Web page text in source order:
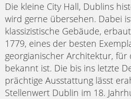
Die kleine City Hall, Dublins
wird gerne übersehen. Dabei
klassizistische Gebäude,
1779, eines der besten
georgianischer Architektur, für
bekannt ist. Die bis ins letzte
prächtige Ausstattung lässt
Stellenwert Dublin im 18.